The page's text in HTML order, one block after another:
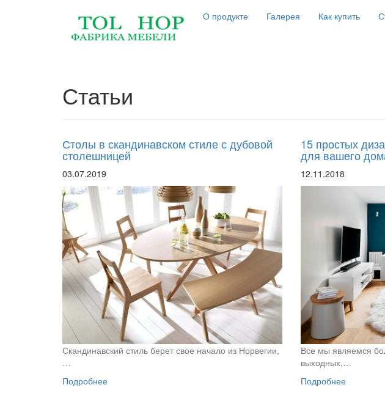
О продукте Галерея Как купить
Статьи
Столы в скандинавском стиле с дубовой
столешницей
03.07.2019
Скандинавский стиль берет свое начало из Норвегии,
…
Подробнее
15 простых
для вашего
12.11.2018
Все мы являемся
выходных,…
Подробнее